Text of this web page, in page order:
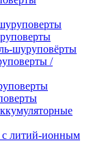
шуруповёрты
/
с литий-ионным